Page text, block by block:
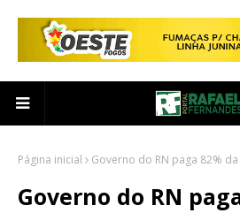
Página inicial Governo do RN paga 82%
Governo do RN